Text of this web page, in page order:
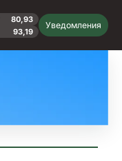
80,93
93,19
Уведомления